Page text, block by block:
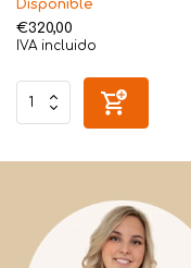
Disponible
€320,00
IVA incluido